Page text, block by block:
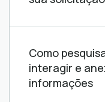
Como
interagir e
informações